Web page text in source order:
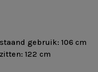
gebruik: 106 cm
122 cm